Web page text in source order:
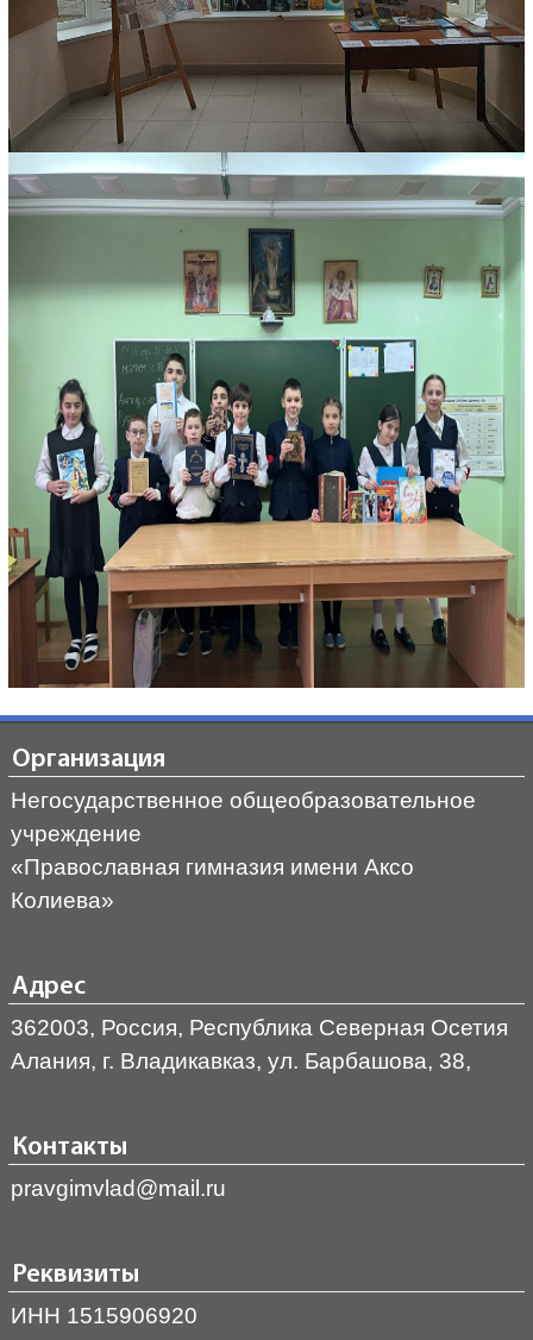
Организация
Негосударственное общеобразовательное
учреждение
«Православная гимназия имени Аксо
Колиева»
Адрес
362003, Россия, Республика Северная Осетия
Алания, г. Владикавказ, ул. Барбашова, 38,
Контакты
pravgimvlad@mail.ru
Реквизиты
ИНН 1515906920